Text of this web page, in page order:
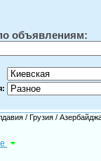
объявлениям:
/ Грузия /